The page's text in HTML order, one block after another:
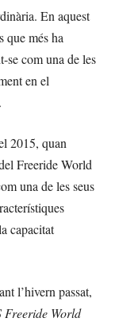
En aquest
que més ha
se com una de les
en el
2015, quan
Freeride World
una de les seus
capacitat
l’hivern passat,
Freeride World